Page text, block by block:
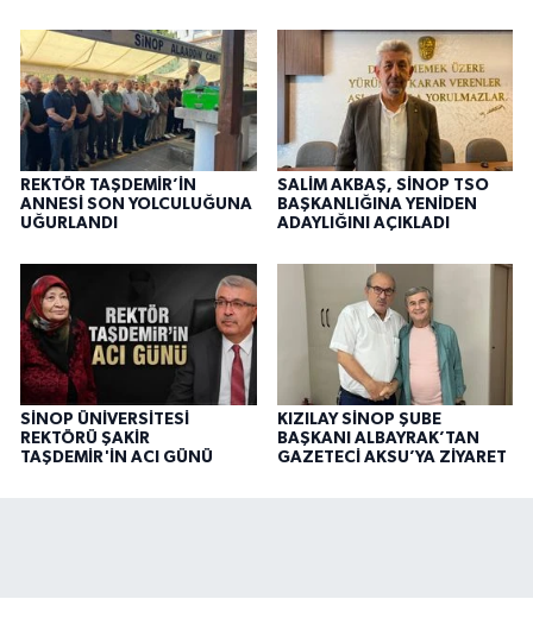
REKTÖR TAŞDEMİR’İN
ANNESİ SON YOLCULUĞUNA
UĞURLANDI
SALİM AKBAŞ, SİNOP TSO
BAŞKANLIĞINA YENİDEN
ADAYLIĞINI AÇIKLADI
SİNOP ÜNİVERSİTESİ
REKTÖRÜ ŞAKİR
TAŞDEMİR'İN ACI GÜNÜ
KIZILAY SİNOP ŞUBE
BAŞKANI ALBAYRAK’TAN
GAZETECİ AKSU’YA ZİYARET